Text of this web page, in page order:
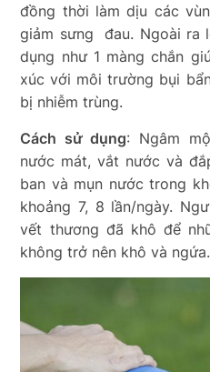
đồng thời làm dịu các
giảm sưng đau. Ngoài
dụng như 1 màng chắn
xúc với môi trường bụi
bị nhiễm trùng.
Cách sử dụng: Ngâm
nước mát, vắt nước và
ban và mụn nước trong
khoảng 7, 8 lần/ngày.
vết thương đã khô để
không trở nên khô và ngứa.